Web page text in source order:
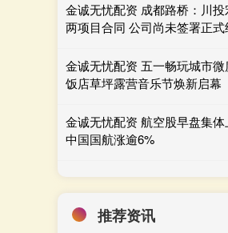
金诚无忧配资 成都路桥：川
两项目合同 公司尚未签署正式
金诚无忧配资 五一畅玩城市
饭店草坪露营音乐节焕新启幕
金诚无忧配资 航空股早盘集
中国国航涨逾6%
推荐资讯